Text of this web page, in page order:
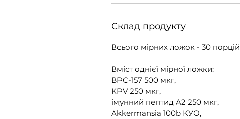
Склад продукту
Всього мірних ложок - 30 порцій
Вміст однієї мірної ложки:
BPC-157 500 мкг,
KPV 250 мкг,
імунний пептид A2 250 мкг,
Akkermansia 100b КУО,